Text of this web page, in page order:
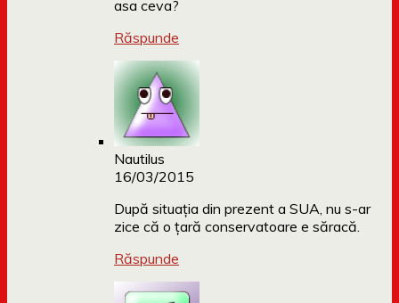
asa ceva?
Răspunde
Nautilus
16/03/2015
După situaţia din prezent a SUA, nu s-ar
zice că o ţară conservatoare e săracă.
Răspunde